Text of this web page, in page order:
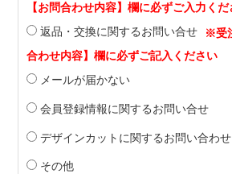
返品・交換に関するお問い合せ
メールが届かない
会員登録情報に関するお問い合せ
デザインカットに関するお問い合わせ
その他